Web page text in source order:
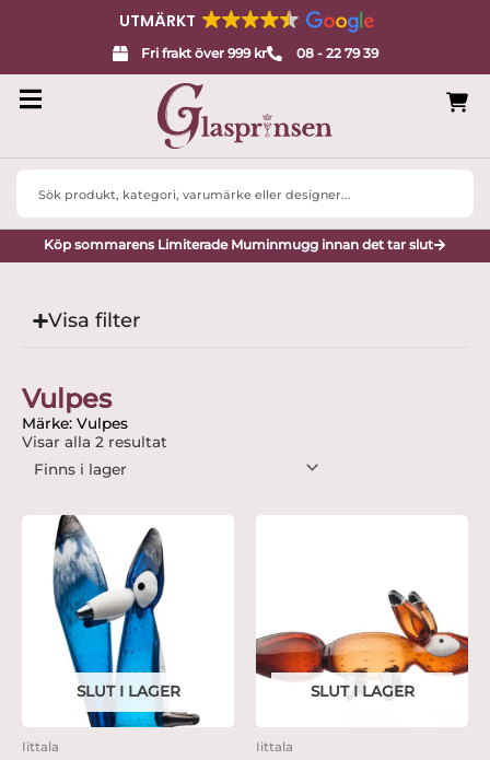
UTMÄRKT
Fri frakt över 999 kr 08 - 22 79 39
Search
Köp sommarens Limiterade Muminmugg innan det tar slut
Visa filter
Vulpes
Märke: Vulpes
Visar alla 2 resultat
SLUT I LAGER
Iittala
SLUT I LAGER
Iittala